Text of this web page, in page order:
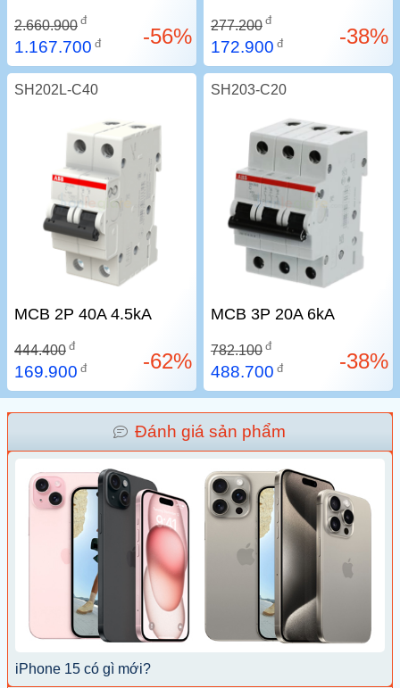
2.660.900 đ
1.167.700 đ -56% 277.200 đ
172.900 đ -38%
SH202L-C40
MCB 2P 40A 4.5kA
444.400 đ
169.900 đ -62%
SH203-C20
MCB 3P 20A 6kA
782.100 đ
488.700 đ -38%
Đánh giá sản phẩm
iPhone 15 có gì mới?